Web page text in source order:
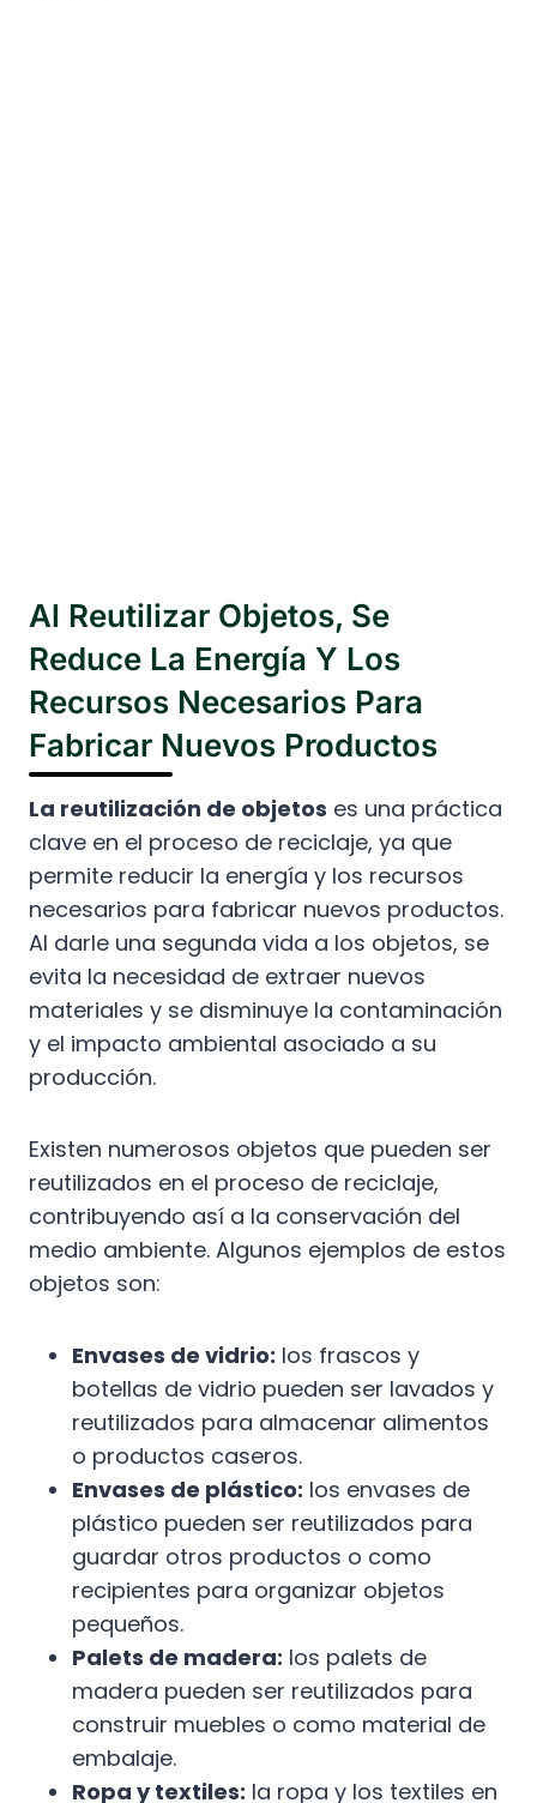
Al Reutilizar Objetos, Se
Reduce La Energía Y Los
Recursos Necesarios Para
Fabricar Nuevos Productos
La reutilización de objetos es una práctica
clave en el proceso de reciclaje, ya que
permite reducir la energía y los recursos
necesarios para fabricar nuevos productos.
Al darle una segunda vida a los objetos, se
evita la necesidad de extraer nuevos
materiales y se disminuye la contaminación
y el impacto ambiental asociado a su
producción.
Existen numerosos objetos que pueden ser
reutilizados en el proceso de reciclaje,
contribuyendo así a la conservación del
medio ambiente. Algunos ejemplos de estos
objetos son:
Envases de vidrio: los frascos y
botellas de vidrio pueden ser lavados y
reutilizados para almacenar alimentos
o productos caseros.
Envases de plástico: los envases de
plástico pueden ser reutilizados para
guardar otros productos o como
recipientes para organizar objetos
pequeños.
Palets de madera: los palets de
madera pueden ser reutilizados para
construir muebles o como material de
embalaje.
Ropa y textiles: la ropa y los textiles en